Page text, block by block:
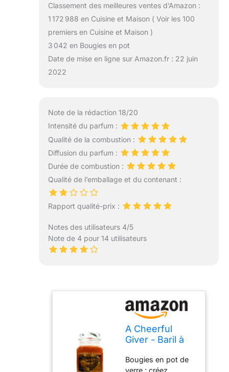
Classement des meilleures ventes d’Amazon :
1 172 988 en Cuisine et Maison ( Voir les 100
premiers en Cuisine et Maison )
3 042 en Bougies en pot
Date de mise en ligne sur Amazon.fr : 22 juin
2022
Note de la rédaction 18/20
Intensité du parfum :
Qualité de la combustion :
Diffusion du parfum :
Durée de combustion :
Qualité de l’emballage et du contenant :
Rapport qualité-prix :
Notes des utilisateurs 4/5
Note de 4 pour 14 utilisateurs
A Cheerful
Giver - Baril à
Bougie
Bougies en pot de
verre : créez